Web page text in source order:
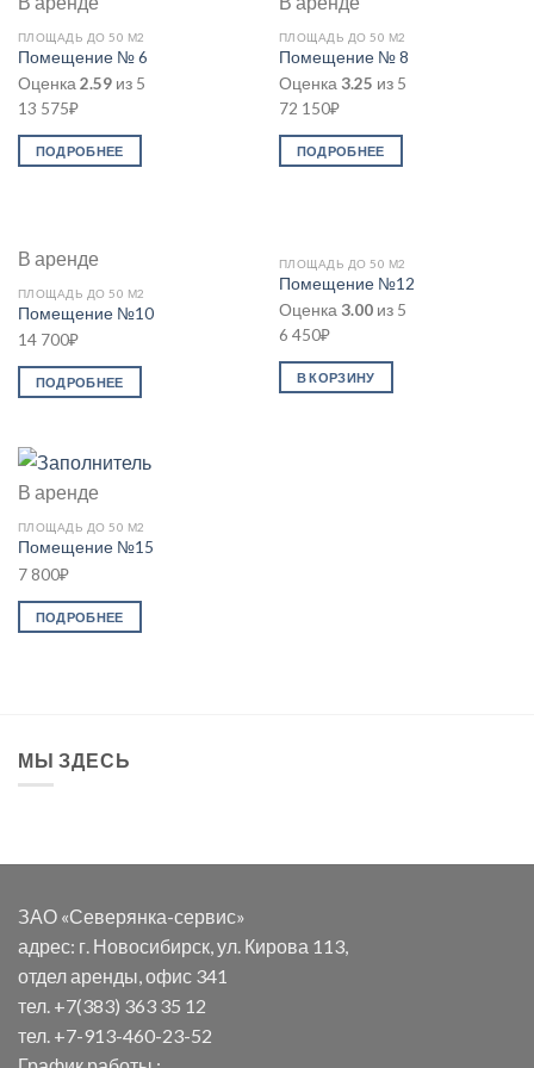
ПЛОЩАДЬ ДО 50 М2
Помещение № 6
Оценка2.59из 5
13 575₽
ПОДРОБНЕЕ
ПЛОЩАДЬ ДО 50 М2
Помещение № 8
Оценка 3.25 из 5
72 150₽
ПОДРОБНЕЕ
В аренде
ПЛОЩАДЬ ДО 50 М2
Помещение №10
14 700₽
ПОДРОБНЕЕ
ПЛОЩАДЬ ДО 50 М2
Помещение №12
Оценка 3.00из 5
6 450₽
В КОРЗИНУ
В аренде
ПЛОЩАДЬ ДО 50 М2
Помещение №15
7 800₽
ПОДРОБНЕЕ
МЫ ЗДЕСЬ
ЗАО «Северянка-сервис»
адрес: г. Новосибирск, ул. Кирова 113,
отдел аренды, офис 341
тел. +7(383) 363 35 12
тел. +7-913-460-23-52